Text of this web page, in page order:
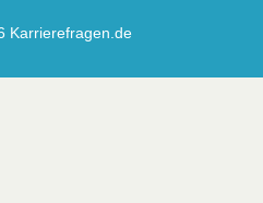
Karrierefragen.de